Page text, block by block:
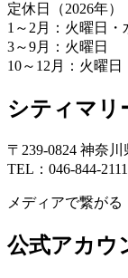
定休日（2026年）
1～2月：火曜日・
3～9月：火曜日
10～12月：火曜日
シティマリ
〒239-0824 神奈
TEL：046-844-
メディアで繋がる
公式アカウ